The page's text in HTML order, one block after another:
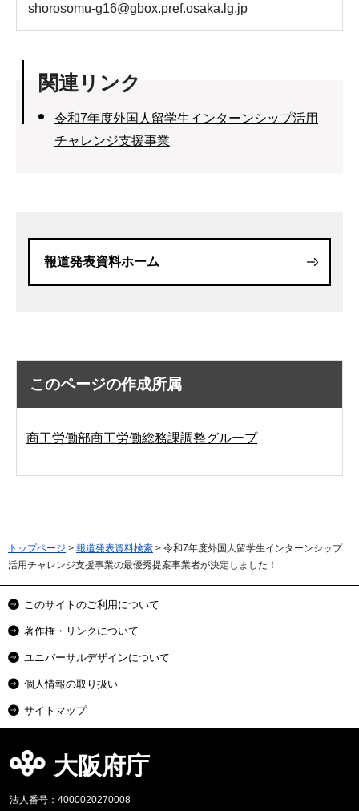
shorosomu-g16@gbox.pref.osaka.lg.jp
関連リンク
令和7年度外国人留学生インターンシップ活用
チャレンジ支援事業
報道発表資料ホーム
このページの作成所属
商工労働部商工労働総務課調整グループ
トップページ > 報道発表資料検索 > 令和7年度外国人留学生インターンシップ
活用チャレンジ支援事業の最優秀提案事業者が決定しました！
このサイトのご利用について
著作権・リンクについて
ユニバーサルデザインについて
個人情報の取り扱い
サイトマップ
大阪府庁
法人番号：4000020270008